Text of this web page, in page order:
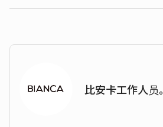
比安卡工作人员。